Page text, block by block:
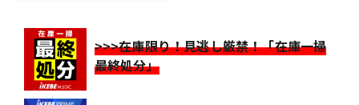
>>>在庫限り！見逃し厳禁！「在庫一掃
最終処分」